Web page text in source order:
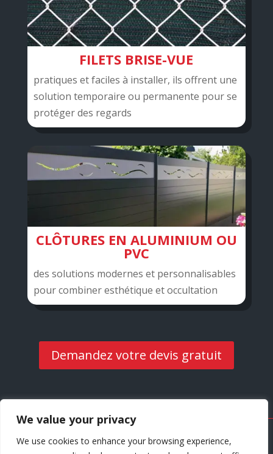
We value your privacy
We use cookies to enhance your browsing experience,
FILETS BRISE-VUE
pratiques et faciles à installer, ils offrent une
solution temporaire ou permanente pour se
protéger des regards
CLÔTURES EN ALUMINIUM OU
PVC
des solutions modernes et personnalisables
pour combiner esthétique et occultation
Demandez votre devis gratuit
Site créé par Clémence Duniere Communication